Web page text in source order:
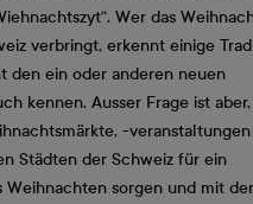
Wer das
verbringt, erkennt einige
den ein oder anderen neuen
kennen. Ausser Frage ist
-
Städten der Schweiz für ein
Weihnachten sorgen und mit